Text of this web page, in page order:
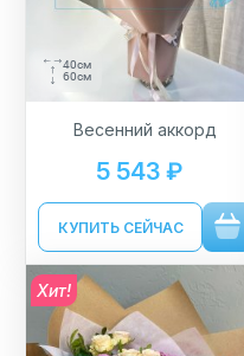
40см
60см
Весенний аккорд
5 543 ₽
КУПИТЬ СЕЙЧАС
Хит!